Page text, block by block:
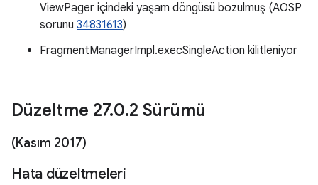
ViewPager içindeki yaşam döngüsü bozulmuş (AOSP
sorunu 34831613)
FragmentManagerImpl.execSingleAction kilitleniyor
Düzeltme 27.0.2 Sürümü
(Kasım 2017)
Hata düzeltmeleri